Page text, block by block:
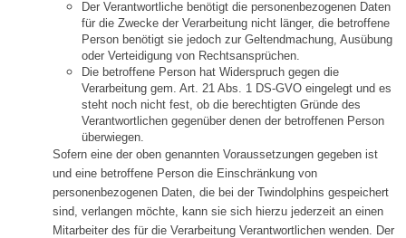
Der Verantwortliche benötigt die personenbezogenen Daten
für die Zwecke der Verarbeitung nicht länger, die betroffene
Person benötigt sie jedoch zur Geltendmachung, Ausübung
oder Verteidigung von Rechtsansprüchen.
Die betroffene Person hat Widerspruch gegen die
Verarbeitung gem. Art. 21 Abs. 1 DS-GVO eingelegt und es
steht noch nicht fest, ob die berechtigten Gründe des
Verantwortlichen gegenüber denen der betroffenen Person
überwiegen.
Sofern eine der oben genannten Voraussetzungen gegeben ist
und eine betroffene Person die Einschränkung von
personenbezogenen Daten, die bei der Twindolphins gespeichert
sind, verlangen möchte, kann sie sich hierzu jederzeit an einen
Mitarbeiter des für die Verarbeitung Verantwortlichen wenden. Der